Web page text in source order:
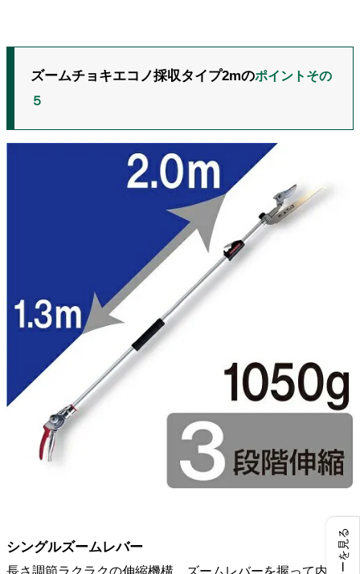
ズームチョキエコノ採収タイプ2mのポイントその
５
シングルズームレバー
長さ調節ラクラクの伸縮機構。ズームレバーを握って内側の